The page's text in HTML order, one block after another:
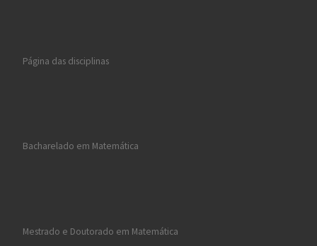
Página das disciplinas
Bacharelado em Matemática
Mestrado e Doutorado em Matemática